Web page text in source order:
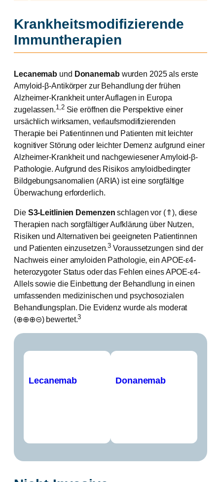
Krankheitsmodifizierende
Immuntherapien
Lecanemab und Donanemab wurden 2025 als erste
Amyloid-β-Antikörper zur Behandlung der frühen
Alzheimer-Krankheit unter Auflagen in Europa
zugelassen.1,2 Sie eröffnen die Perspektive einer
ursächlich wirksamen, verlaufsmodifizierenden
Therapie bei Patientinnen und Patienten mit leichter
kognitiver Störung oder leichter Demenz aufgrund einer
Alzheimer-Krankheit und nachgewiesener Amyloid-β-
Pathologie. Aufgrund des Risikos amyloidbedingter
Bildgebungsanomalien (ARIA) ist eine sorgfältige
Überwachung erforderlich.
Die S3-Leitlinien Demenzenschlagen vor (⇑), diese
Therapien nach sorgfältiger Aufklärung über Nutzen,
Risiken und Alternativen bei geeigneten Patientinnen
und Patienten einzusetzen.3 Voraussetzungen sind der
Nachweis einer amyloiden Pathologie, ein APOE-ε4-
heterozygoter Status oder das Fehlen eines APOE-ε4-
Allels sowie die Einbettung der Behandlung in einen
umfassenden medizinischen und psychosozialen
Behandlungsplan. Die Evidenz wurde als moderat
(⊕⊕⊕⊝) bewertet.3
Lecanemab Donanemab